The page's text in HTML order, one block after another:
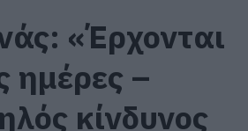
«Έρχονται
ημέρες –
κίνδυνος